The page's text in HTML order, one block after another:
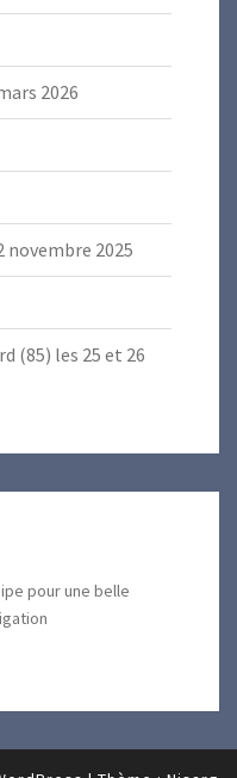
2026
novembre 2025
(85) les 25 et 26
pour une belle